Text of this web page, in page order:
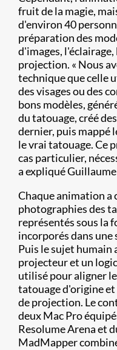
fruit de la magie,
d'environ 40
préparation des
d'images,
projection. « Nous
technique que celle
des visages ou des
bons modèles,
du tatouage, créé
dernier, puis mappé
le vrai tatouage. Ce
cas particulier,
a expliqué
Chaque animation a
photographies des
représentés sous la
incorporés dans une
Puis le sujet humain
projecteur et un
utilisé pour aligner
tatouage d'origine
de projection. Le
deux Mac Pro
Resolume Arena et
MadMapper